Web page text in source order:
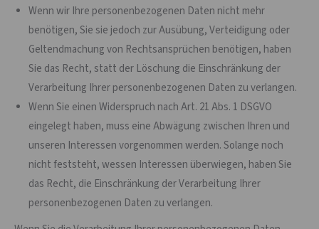
Wenn wir Ihre personenbezogenen Daten nicht mehr
benötigen, Sie sie jedoch zur Ausübung, Verteidigung oder
Geltendmachung von Rechtsansprüchen benötigen, haben
Sie das Recht, statt der Löschung die Einschränkung der
Verarbeitung Ihrer personenbezogenen Daten zu verlangen.
Wenn Sie einen Widerspruch nach Art. 21 Abs. 1 DSGVO
eingelegt haben, muss eine Abwägung zwischen Ihren und
unseren Interessen vorgenommen werden. Solange noch
nicht feststeht, wessen Interessen überwiegen, haben Sie
das Recht, die Einschränkung der Verarbeitung Ihrer
personenbezogenen Daten zu verlangen.